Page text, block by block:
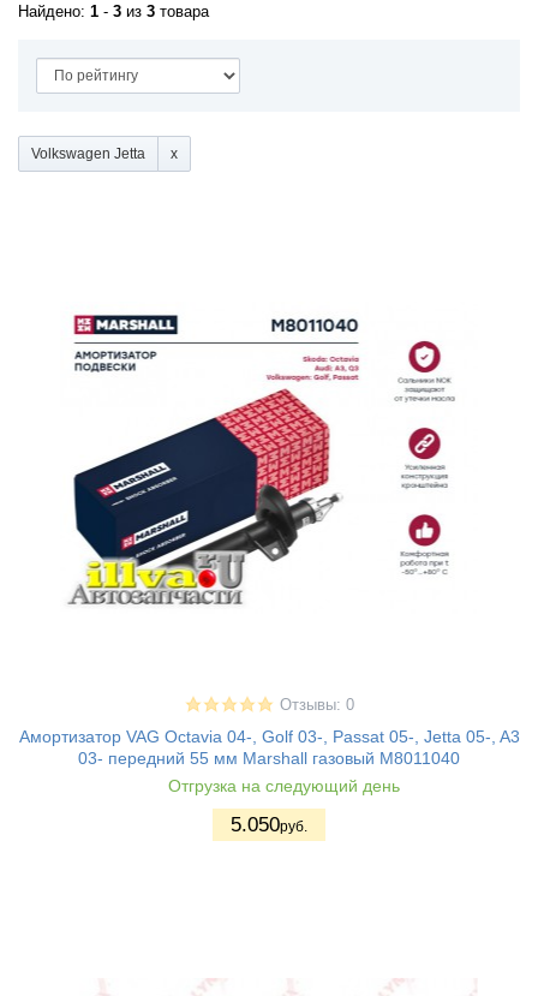
Найдено: 1 - 3 из 3 товара
Volkswagen Jetta
Отзывы: 0
Амортизатор VAG Octavia 04-, Golf 03-, Passat 05-, Jetta 05-, A3
03- передний 55 мм Marshall газовый M8011040
Отгрузка на следующий день
5.050руб.